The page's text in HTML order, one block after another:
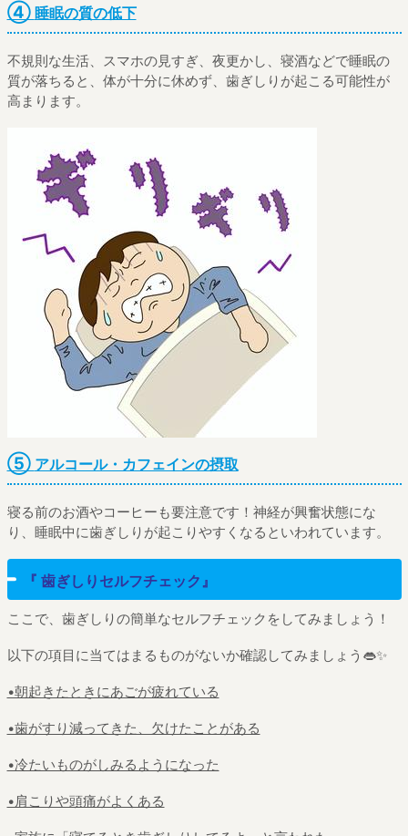
④ 睡眠の質の低下
不規則な生活、スマホの見すぎ、夜更かし、寝酒などで睡眠の
質が落ちると、体が十分に休めず、歯ぎしりが起こる可能性が
高まります。
⑤ アルコール・カフェインの摂取
寝る前のお酒やコーヒーも要注意です！神経が興奮状態にな
り、睡眠中に歯ぎしりが起こりやすくなるといわれています。
『 歯ぎしりセルフチェック』
ここで、歯ぎしりの簡単なセルフチェックをしてみましょう！
以下の項目に当てはまるものがないか確認してみましょう👄✨
•朝起きたときにあごが疲れている
•歯がすり減ってきた、欠けたことがある
•冷たいものがしみるようになった
•肩こりや頭痛がよくある